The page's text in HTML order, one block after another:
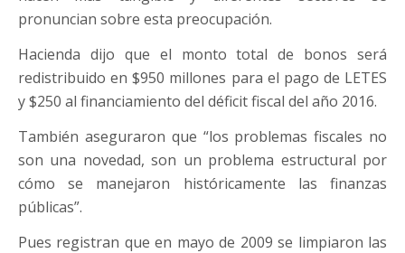
pronuncian sobre esta preocupación.
Hacienda dijo que el monto total de bonos será
redistribuido en $950 millones para el pago de LETES
y $250 al financiamiento del déficit fiscal del año 2016.
También aseguraron que “los problemas fiscales no
son una novedad, son un problema estructural por
cómo se manejaron históricamente las finanzas
públicas”.
Pues registran que en mayo de 2009 se limpiaron las